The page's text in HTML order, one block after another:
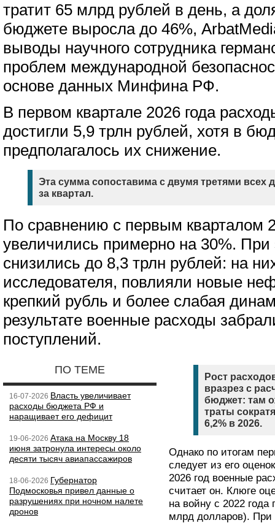
тратит 65 млрд рублей в день, а
бюджете выросла до 46%,
выводы научного сотрудника
проблем международной
основе данных Минфина РФ.
В первом квартале 2026 года
достигли 5,9 трлн рублей, хотя в
предполагалось их снижение.
Эта сумма сопоставима с двумя третями всех
за квартал.
По сравнению с первым кварталом
увеличились примерно на 30%.
снизились до 8,3 трлн рублей: на
исследователя, повлияли новые
крепкий рубль и более слабая
результате военные расходы
поступлений.
ПО ТЕМЕ
16-07-2026 Власть увеличивает
расходы бюджета РФ и
наращивает его дефицит
19-06-2026 Атака на Москву 18
июня затронула интересы около
десяти тысяч авиапассажиров
18-06-2026 Губернатор
Подмосковья привел данные о
разрушениях при ночном налете
дронов
Рост
вразрез с
бюджет: там
траты
6,2% в 2026.
Однако по итогам
следует из его
2026 год военные
считает он. Клюге
на войну с 2022
млрд долларов). При